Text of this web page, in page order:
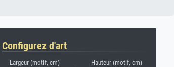
Configurez d'art
Largeur (motif, cm) Hauteur (motif, cm)